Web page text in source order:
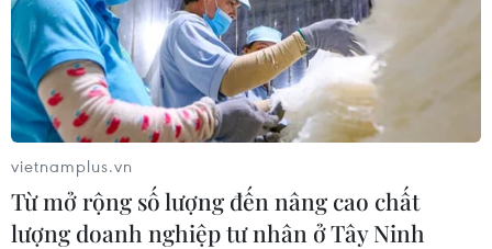
vietnamplus.vn
Từ mở rộng số lượng đến nâng cao chất
lượng doanh nghiệp tư nhân ở Tây Ninh